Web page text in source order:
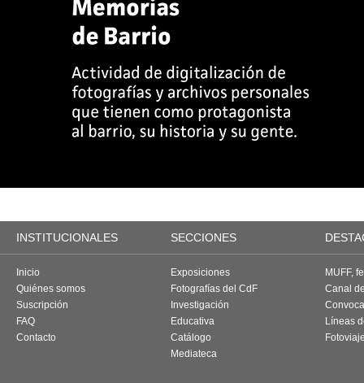
INSTITUCIONALES SECCIONES
Inicio
Quiénes somos
Suscripción
FAQ
Contacto
Exposiciones
Fotografías del CdF
Investigación
Educativa
Catálogo
Mediateca
MUFF,
Canal
Líneas